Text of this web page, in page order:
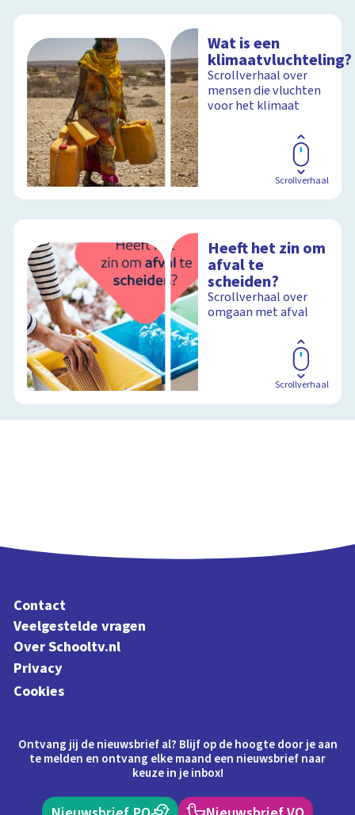
Wat is een
klimaatvluchteling?
Scrollverhaal over
mensen die vluchten
voor het klimaat
Scrollverhaal
Heeft het zin om
afval te
scheiden?
Scrollverhaal over
omgaan met afval
Scrollverhaal
Contact
Veelgestelde vragen
Over Schooltv.nl
Privacy
Cookies
Ontvang jij de nieuwsbrief al? Blijf op de hoogte door je aan
te melden en ontvang elke maand een nieuwsbrief naar
keuze in je inbox!